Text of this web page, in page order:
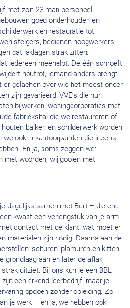
met zo’n 23 man personeel.
goed onderhouden en
en restauratie tot
steigers, bedienen hoogwerkers,
dat laklagen strak zitten.
iedereen meehelpt. De één schroeft
houtrot, iemand anders brengt
er gelachen over wie het meest onder
zijn gevarieerd: VVE’s die hun
bijwerken, woningcorporaties met
fabriekshal die we restaureren of
balken en schilderwerk worden
ook in kantoorpanden die ineens
En ja, soms zeggen we:
met woorden, wij gooien met
dagelijks samen met Bert – die ene
kwast een verlengstuk van je arm
contact met de klant: wat moet er
materialen zijn nodig. Daarna aan de
schuren, plamuren en kitten.
grondlaag aan en later de aflak,
uitziet. Bij ons kun je een BBL
een erkend leerbedrijf, maar je
opdoen zonder opleiding. Zo
je werk – en ja, we hebben ook